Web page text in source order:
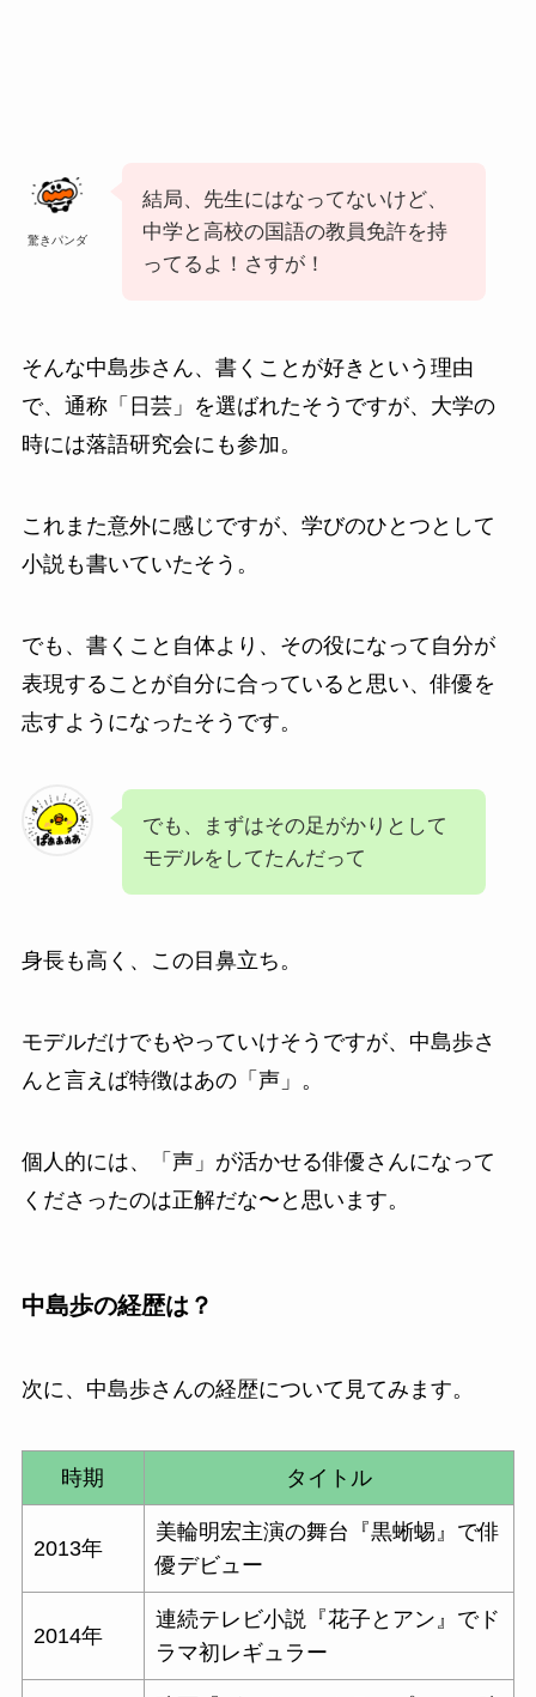
驚きパンダ
結局、先生にはなってないけど、
中学と高校の国語の教員免許を持
ってるよ！さすが！
そんな中島歩さん、書くことが好きという理由
で、通称「日芸」を選ばれたそうですが、大学の
時には落語研究会にも参加。
これまた意外に感じですが、学びのひとつとして
小説も書いていたそう。
でも、書くこと自体より、その役になって自分が
表現することが自分に合っていると思い、俳優を
志すようになったそうです。
でも、まずはその足がかりとして
モデルをしてたんだって
身長も高く、この目鼻立ち。
モデルだけでもやっていけそうですが、中島歩さ
んと言えば特徴はあの「声」。
個人的には、「声」が活かせる俳優さんになって
くださったのは正解だな〜と思います。
中島歩の経歴は？
次に、中島歩さんの経歴について見てみます。
時期 タイトル
2013年
美輪明宏主演の舞台『黒蜥蜴』で俳
優デビュー
2014年
連続テレビ小説『花子とアン』でド
ラマ初レギュラー